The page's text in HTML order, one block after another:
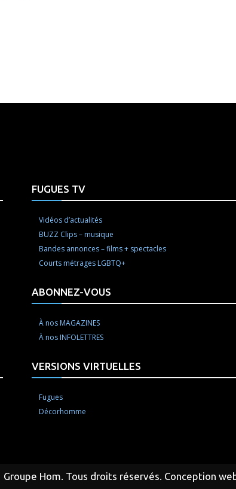
FUGUES TV
Vidéos d’actualités
BUZZ Clips – musique
Bandes annonces – films + spectacles
Courts métrages LGBTQ+
ABONNEZ-VOUS
À nos MAGAZINES
À nos INFOLETTRES
VERSIONS VIRTUELLES
Fugues
Décorhomme
Groupe Hom. Tous droits réservés. Conception